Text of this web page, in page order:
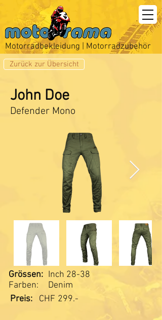
Motorradbekleidung | Motorradzubehör
Zurück zur Übersicht
John Doe
Defender Mono
Farben: Denim
Grössen: Inch 28-38
Preis: CHF 299.-